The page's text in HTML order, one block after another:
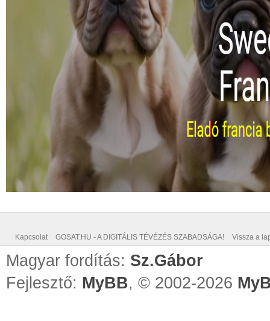
Kapcsolat GOSAT.HU - A DIGITÁLIS TÉVÉZÉS SZABADSÁGA! Vissza a
Magyar fordítás: Sz.Gábor
Fejlesztő: MyBB, © 2002-2026